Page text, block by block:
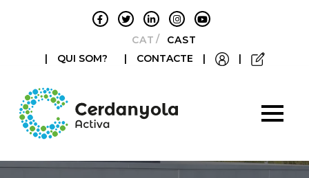
CATALÀCASTELLANO
|
QUI SOM? | CONTACTE | |